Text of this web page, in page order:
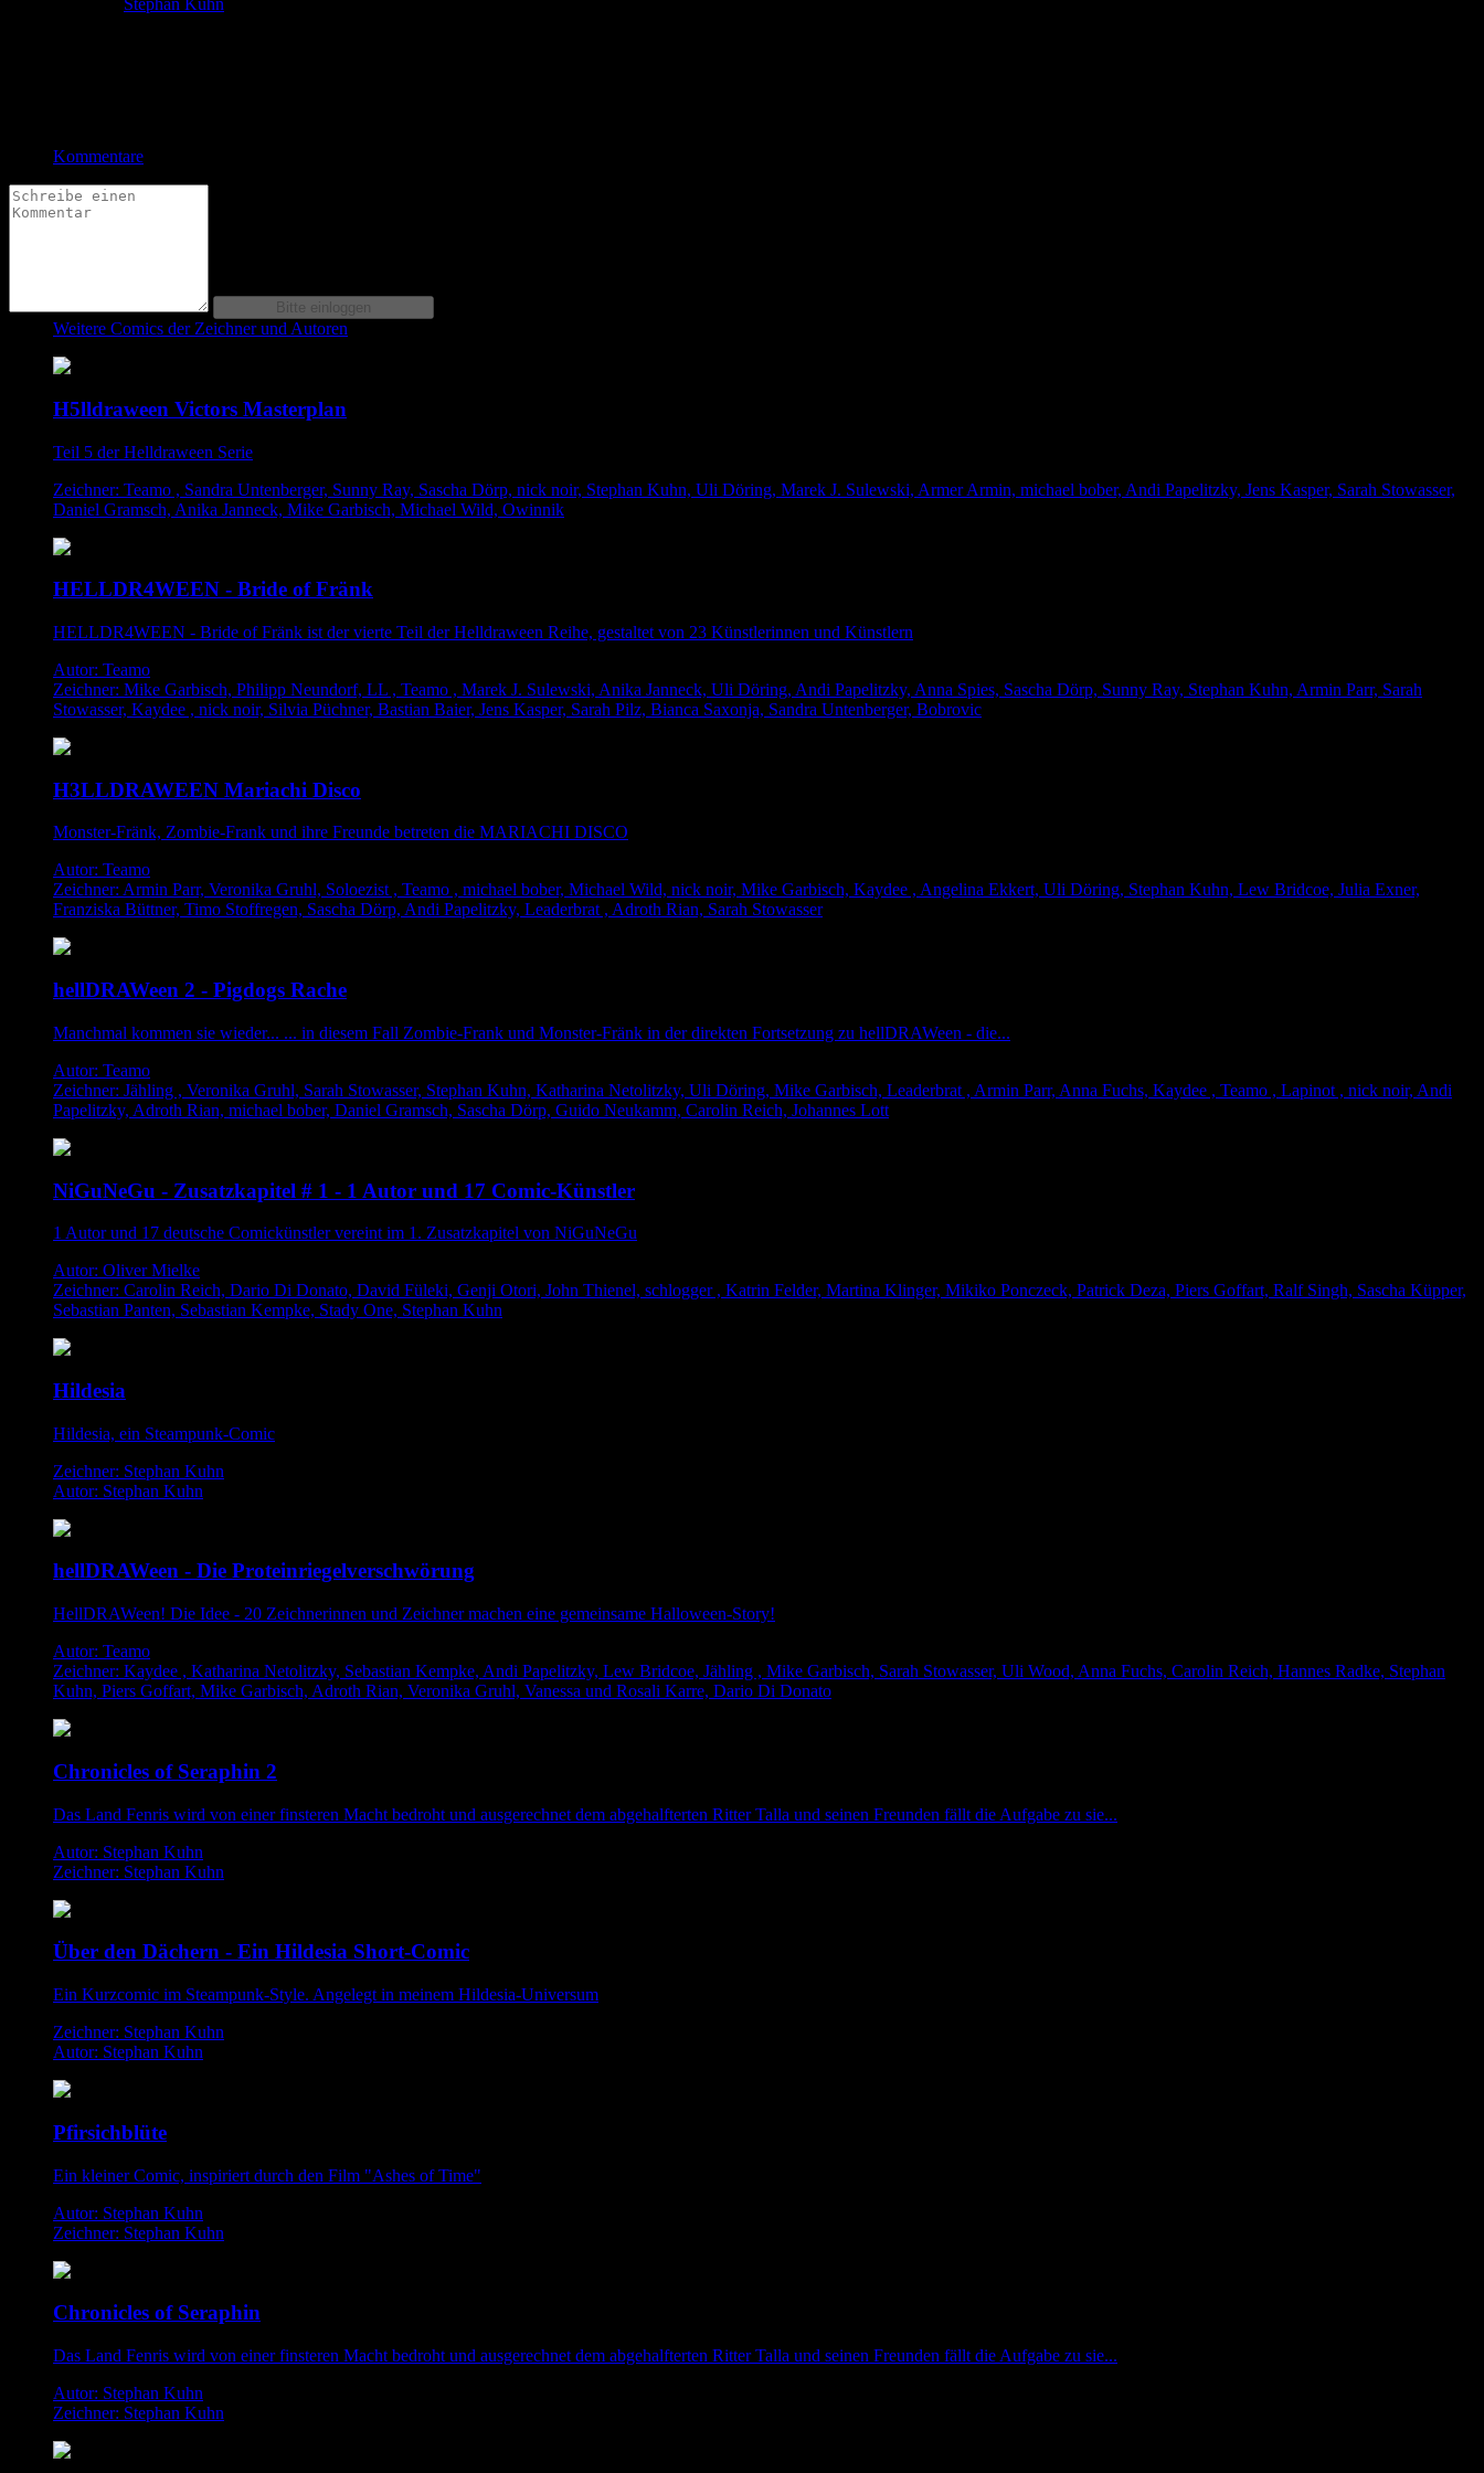
Stephan Kuhn
Kommentare
Weitere Comics der Zeichner und Autoren
H5lldraween Victors Masterplan
Teil 5 der Helldraween Serie
Zeichner: Teamo , Sandra Untenberger, Sunny Ray, Sascha Dörp, nick noir, Stephan Kuhn, Uli Döring, Marek J. Sulewski, Armer Armin, michael bober, Andi Papelitzky, Jens Kasper, Sarah Stowasser,
Daniel Gramsch, Anika Janneck, Mike Garbisch, Michael Wild, Owinnik
HELLDR4WEEN - Bride of Fränk
HELLDR4WEEN - Bride of Fränk ist der vierte Teil der Helldraween Reihe, gestaltet von 23 Künstlerinnen und Künstlern
Autor: Teamo
Zeichner: Mike Garbisch, Philipp Neundorf, LL , Teamo , Marek J. Sulewski, Anika Janneck, Uli Döring, Andi Papelitzky, Anna Spies, Sascha Dörp, Sunny Ray, Stephan Kuhn, Armin Parr, Sarah
Stowasser, Kaydee , nick noir, Silvia Püchner, Bastian Baier, Jens Kasper, Sarah Pilz, Bianca Saxonja, Sandra Untenberger, Bobrovic
H3LLDRAWEEN Mariachi Disco
Monster-Fränk, Zombie-Frank und ihre Freunde betreten die MARIACHI DISCO
Autor: Teamo
Zeichner: Armin Parr, Veronika Gruhl, Soloezist , Teamo , michael bober, Michael Wild, nick noir, Mike Garbisch, Kaydee , Angelina Ekkert, Uli Döring, Stephan Kuhn, Lew Bridcoe, Julia Exner,
Franziska Büttner, Timo Stoffregen, Sascha Dörp, Andi Papelitzky, Leaderbrat , Adroth Rian, Sarah Stowasser
hellDRAWeen 2 - Pigdogs Rache
Manchmal kommen sie wieder... ... in diesem Fall Zombie-Frank und Monster-Fränk in der direkten Fortsetzung zu hellDRAWeen - die...
Autor: Teamo
Zeichner: Jähling , Veronika Gruhl, Sarah Stowasser, Stephan Kuhn, Katharina Netolitzky, Uli Döring, Mike Garbisch, Leaderbrat , Armin Parr, Anna Fuchs, Kaydee , Teamo , Lapinot , nick noir, Andi
Papelitzky, Adroth Rian, michael bober, Daniel Gramsch, Sascha Dörp, Guido Neukamm, Carolin Reich, Johannes Lott
NiGuNeGu - Zusatzkapitel # 1 - 1 Autor und 17 Comic-Künstler
1 Autor und 17 deutsche Comickünstler vereint im 1. Zusatzkapitel von NiGuNeGu
Autor: Oliver Mielke
Zeichner: Carolin Reich, Dario Di Donato, David Füleki, Genji Otori, John Thienel, schlogger , Katrin Felder, Martina Klinger, Mikiko Ponczeck, Patrick Deza, Piers Goffart, Ralf Singh, Sascha Küpper,
Sebastian Panten, Sebastian Kempke, Stady One, Stephan Kuhn
Hildesia
Hildesia, ein Steampunk-Comic
Zeichner: Stephan Kuhn
Autor: Stephan Kuhn
hellDRAWeen - Die Proteinriegelverschwörung
HellDRAWeen! Die Idee - 20 Zeichnerinnen und Zeichner machen eine gemeinsame Halloween-Story!
Autor: Teamo
Zeichner: Kaydee , Katharina Netolitzky, Sebastian Kempke, Andi Papelitzky, Lew Bridcoe, Jähling , Mike Garbisch, Sarah Stowasser, Uli Wood, Anna Fuchs, Carolin Reich, Hannes Radke, Stephan
Kuhn, Piers Goffart, Mike Garbisch, Adroth Rian, Veronika Gruhl, Vanessa und Rosali Karre, Dario Di Donato
Chronicles of Seraphin 2
Das Land Fenris wird von einer finsteren Macht bedroht und ausgerechnet dem abgehalfterten Ritter Talla und seinen Freunden fällt die Aufgabe zu sie...
Autor: Stephan Kuhn
Zeichner: Stephan Kuhn
Über den Dächern - Ein Hildesia Short-Comic
Ein Kurzcomic im Steampunk-Style. Angelegt in meinem Hildesia-Universum
Zeichner: Stephan Kuhn
Autor: Stephan Kuhn
Pfirsichblüte
Ein kleiner Comic, inspiriert durch den Film "Ashes of Time"
Autor: Stephan Kuhn
Zeichner: Stephan Kuhn
Chronicles of Seraphin
Das Land Fenris wird von einer finsteren Macht bedroht und ausgerechnet dem abgehalfterten Ritter Talla und seinen Freunden fällt die Aufgabe zu sie...
Autor: Stephan Kuhn
Zeichner: Stephan Kuhn